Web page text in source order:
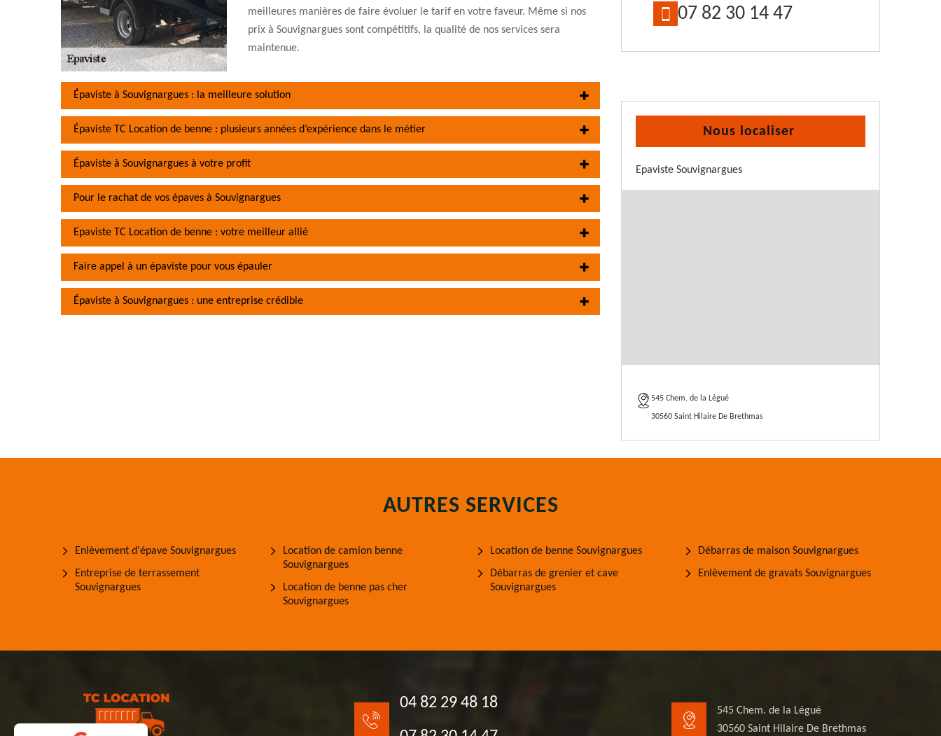
meilleures manières de faire évoluer le tarif en votre faveur. Même si nos
prix à Souvignargues sont compétitifs, la qualité de nos services sera
maintenue.
Épaviste à Souvignargues : la meilleure solution
Épaviste TC Location de benne : plusieurs années d’expérience dans le métier
Épaviste à Souvignargues à votre profit
Pour le rachat de vos épaves à Souvignargues
Epaviste TC Location de benne : votre meilleur allié
Faire appel à un épaviste pour vous épauler
Épaviste à Souvignargues : une entreprise crédible
07 82 30 14 47
Nous localiser
Epaviste Souvignargues
545 Chem. de la Légué
30560 Saint Hilaire De Brethmas
AUTRES SERVICES
Enlèvement d'épave Souvignargues
Entreprise de terrassement
Souvignargues
Location de camion benne
Souvignargues
Location de benne pas cher
Souvignargues
Location de benne Souvignargues
Débarras de grenier et cave
Souvignargues
Débarras de maison Souvignargues
Enlèvement de gravats Souvignargues
04 82 29 48 18
545 Chem. de la Légué
30560 Saint Hilaire De Brethmas